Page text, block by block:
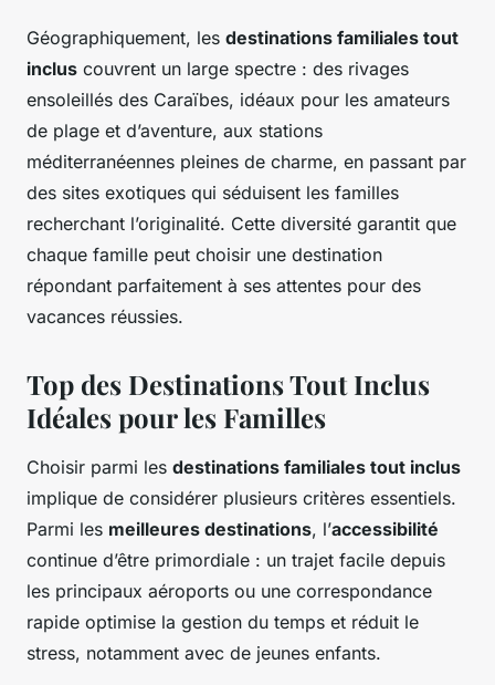
Géographiquement, les destinations familiales tout
inclus couvrent un large spectre : des rivages
ensoleillés des Caraïbes, idéaux pour les amateurs
de plage et d’aventure, aux stations
méditerranéennes pleines de charme, en passant par
des sites exotiques qui séduisent les familles
recherchant l’originalité. Cette diversité garantit que
chaque famille peut choisir une destination
répondant parfaitement à ses attentes pour des
vacances réussies.
Top des Destinations Tout Inclus
Idéales pour les Familles
Choisir parmi les destinations familiales tout inclus
implique de considérer plusieurs critères essentiels.
Parmi les meilleures destinations, l’accessibilité
continue d’être primordiale : un trajet facile depuis
les principaux aéroports ou une correspondance
rapide optimise la gestion du temps et réduit le
stress, notamment avec de jeunes enfants.